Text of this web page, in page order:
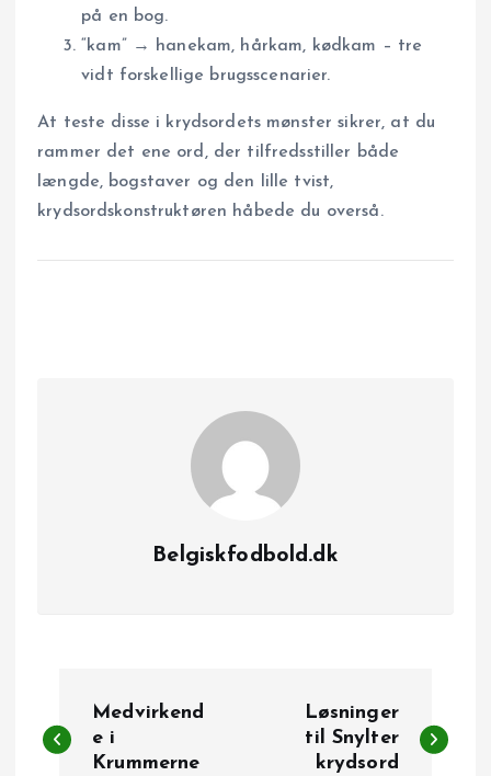
på en bog.
“kam” → hanekam, hårkam, kødkam – tre
vidt forskellige brugsscenarier.
At teste disse i krydsordets mønster sikrer, at du
rammer det ene ord, der tilfredsstiller både
længde, bogstaver og den lille tvist,
krydsordskonstruktøren håbede du overså.
Belgiskfodbold.dk
n
Medvirkend
e i
Krummerne
Løsninger
til Snylter
krydsord